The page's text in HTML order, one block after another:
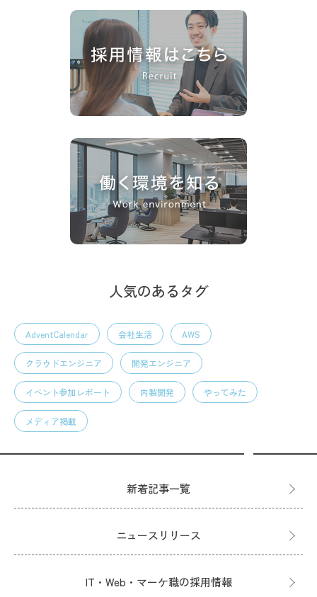
人気のあるタグ
AdventCalendar 会社生活 AWS
クラウドエンジニア 開発エンジニア
イベント参加レポート 内製開発 やってみた
メディア掲載
新着記事一覧
ニュースリリース
IT・Web・マーケ職の採用情報